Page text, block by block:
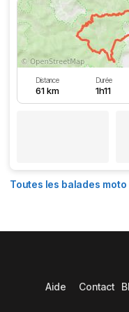
Distance
61 km
Durée
1h11
Toutes les balades moto
Aide Contact